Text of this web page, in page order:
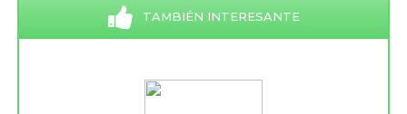
TAMBIÉN INTERESANTE